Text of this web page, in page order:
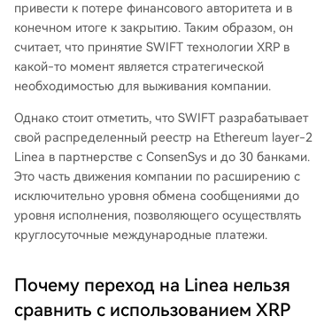
привести к потере финансового авторитета и в
конечном итоге к закрытию. Таким образом, он
считает, что принятие SWIFT технологии XRP в
какой-то момент является стратегической
необходимостью для выживания компании.
Однако стоит отметить, что SWIFT разрабатывает
свой распределенный реестр на Ethereum layer-2
Linea в партнерстве с ConsenSys и до 30 банками.
Это часть движения компании по расширению с
исключительно уровня обмена сообщениями до
уровня исполнения, позволяющего осуществлять
круглосуточные международные платежи.
Почему переход на Linea нельзя
сравнить с использованием XRP